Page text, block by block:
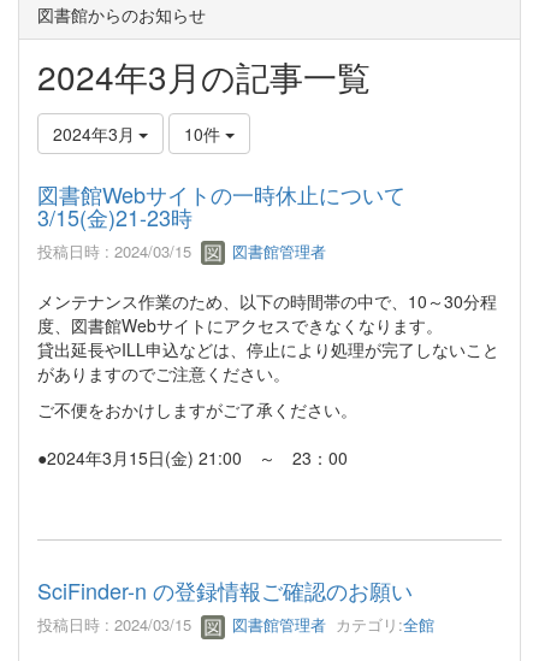
図書館からのお知らせ
2024年3月の記事一覧
2024年3月 10件
図書館Webサイトの一時休止について
3/15(金)21-23時
投稿日時 : 2024/03/15 図書館管理者
メンテナンス作業のため、以下の時間帯の中で、10～30分程
度、図書館Webサイトにアクセスできなくなります。
貸出延長やILL申込などは、停止により処理が完了しないこと
がありますのでご注意ください。
ご不便をおかけしますがご了承ください。
●2024年3月15日(金) 21:00 ～ 23：00
SciFinder-n の登録情報ご確認のお願い
投稿日時 : 2024/03/15 図書館管理者 カテゴリ:全館